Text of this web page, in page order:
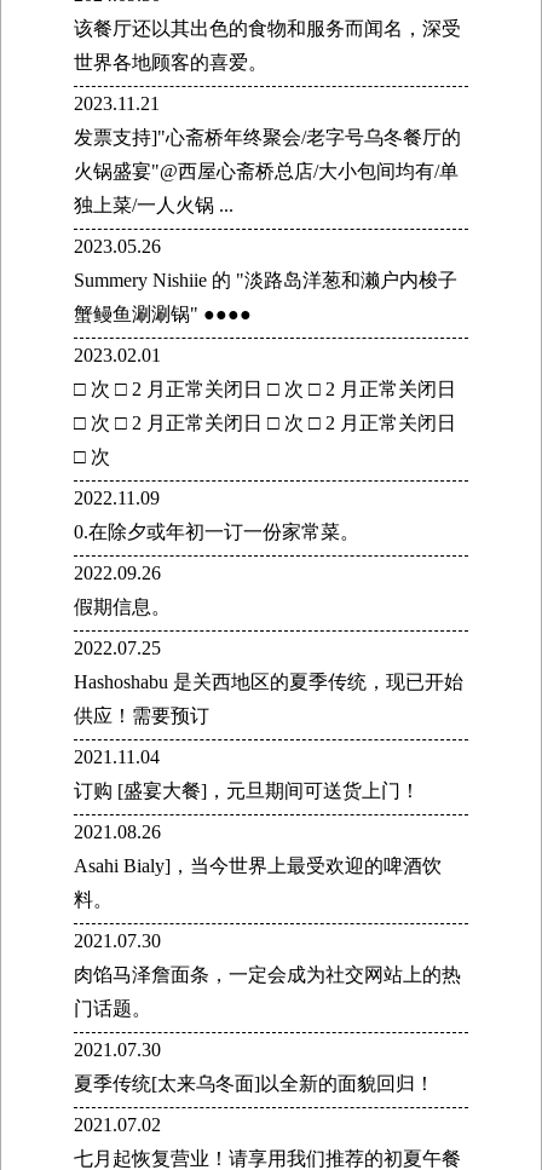
该餐厅还以其出色的食物和服务而闻名，深受
世界各地顾客的喜爱。
2023.11.21
发票支持]"心斋桥年终聚会/老字号乌冬餐厅的
火锅盛宴"@西屋心斋桥总店/大小包间均有/单
独上菜/一人火锅 ...
2023.05.26
Summery Nishiie 的 "淡路岛洋葱和濑户内梭子
蟹鳗鱼涮涮锅" ●●●●
2023.02.01
□ 次 □ 2 月正常关闭日 □ 次 □ 2 月正常关闭日
□ 次 □ 2 月正常关闭日 □ 次 □ 2 月正常关闭日
□ 次
2022.11.09
0.在除夕或年初一订一份家常菜。
2022.09.26
假期信息。
2022.07.25
Hashoshabu 是关西地区的夏季传统，现已开始
供应！需要预订
2021.11.04
订购 [盛宴大餐]，元旦期间可送货上门！
2021.08.26
Asahi Bialy]，当今世界上最受欢迎的啤酒饮
料。
2021.07.30
肉馅马泽詹面条，一定会成为社交网站上的热
门话题。
2021.07.30
夏季传统[太来乌冬面]以全新的面貌回归！
2021.07.02
七月起恢复营业！请享用我们推荐的初夏午餐